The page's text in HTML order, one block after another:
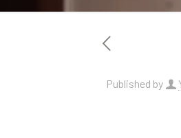
Published by